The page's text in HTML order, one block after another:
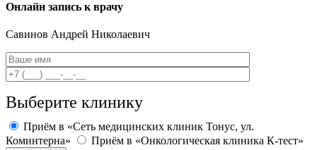
Онлайн запись к врачу
Савинов Андрей Николаевич
Выберите клинику
Приём в «Сеть медицинских клиник Тонус, ул.
Коминтерна»
Приём в «Онкологическая клиника К-тест»